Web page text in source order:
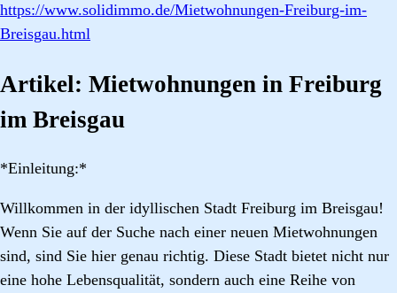
https://www.solidimmo.de/Mietwohnungen-Freiburg-im-
Breisgau.html
Artikel: Mietwohnungen in Freiburg
im Breisgau
*Einleitung:*
Willkommen in der idyllischen Stadt Freiburg im Breisgau!
Wenn Sie auf der Suche nach einer neuen Mietwohnungen
sind, sind Sie hier genau richtig. Diese Stadt bietet nicht nur
eine hohe Lebensqualität, sondern auch eine Reihe von